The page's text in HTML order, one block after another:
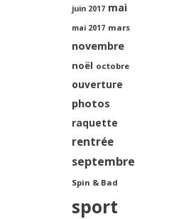
juin 2017 mai
mai 2017 mars
novembre
noël octobre
ouverture
photos
raquette
rentrée
septembre
Spin & Bad
sport